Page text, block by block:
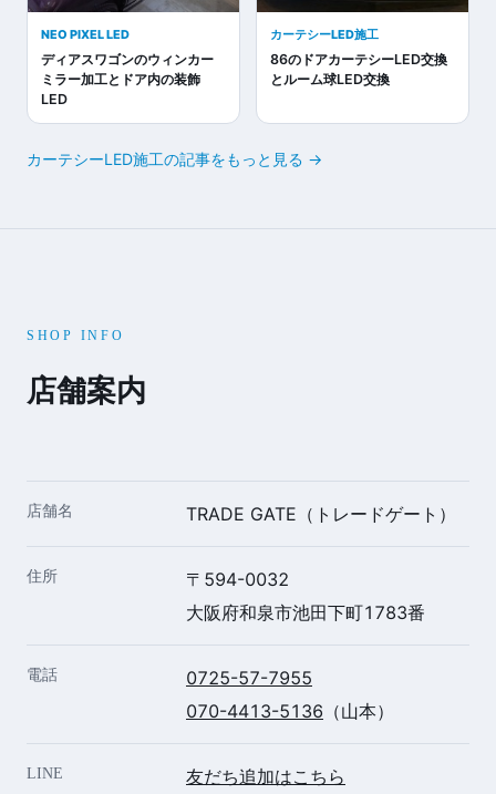
NEO PIXEL LED
ディアスワゴンのウィンカー
ミラー加工とドア内の装飾
LED
カーテシーLED施工
86のドアカーテシーLED交換
とルーム球LED交換
カーテシーLED施工の記事をもっと見る →
SHOP INFO
店舗案内
店舗名 TRADE GATE（トレードゲート）
住所
〒594-0032
大阪府和泉市池田下町1783番
電話
0725-57-7955
070-4413-5136 （山本）
LINE 友だち追加はこちら